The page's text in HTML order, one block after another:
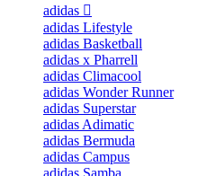
adidas
adidas Lifestyle
adidas Basketball
adidas x Pharrell
adidas Climacool
adidas Wonder Runner
adidas Superstar
adidas Adimatic
adidas Bermuda
adidas Campus
adidas Samba